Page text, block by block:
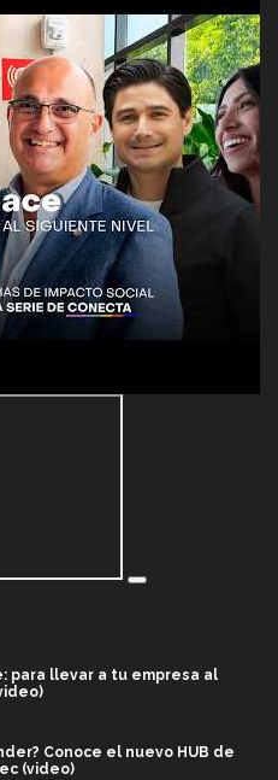
para llevar a tu empresa al
Conoce el nuevo HUB de
(video)